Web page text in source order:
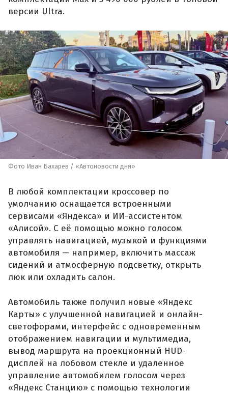
версии Ultra.
Фото Иван Бахарев / «Автоновости дня»
В любой комплектации кроссовер по
умолчанию оснащается встроенными
сервисами «Яндекса» и ИИ-ассистентом
«Алисой». С её помощью можно голосом
управлять навигацией, музыкой и функциями
автомобиля — например, включить массаж
сидений и атмосферную подсветку, открыть
люк или охладить салон.
Автомобиль также получил новые «Яндекс
Карты» с улучшенной навигацией и онлайн-
светофорами, интерфейс с одновременным
отображением навигации и мультимедиа,
вывод маршрута на проекционный HUD-
дисплей на лобовом стекле и удаленное
управление автомобилем голосом через
«Яндекс Станцию» с помощью технологии